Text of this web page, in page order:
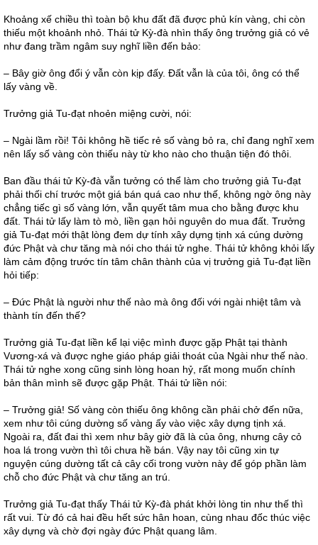
Khoảng xế chiều thì toàn bộ khu đất đã được phủ kín vàng, chi còn
thiếu một khoảnh nhỏ. Thái tử Kỳ-đà nhìn thấy ông trưởng giả có vẻ
như đang trầm ngâm suy nghĩ liền đến bảo:
– Bây giờ ông đổi ý vẫn còn kịp đấy. Đất vẫn là của tôi, ông có thể
lấy vàng về.
Trưởng giả Tu-đạt nhoẻn miệng cười, nói:
– Ngài lầm rồi! Tôi không hề tiếc rẻ số vàng bỏ ra, chỉ đang nghĩ xem
nên lấy số vàng còn thiếu này từ kho nào cho thuận tiện đó thôi.
Ban đầu thái tử Kỳ-đà vẫn tưởng có thể làm cho trưởng giả Tu-đạt
phải thối chí trước một giá bán quá cao như thế, không ngờ ông này
chẳng tiếc gì số vàng lớn, vẫn quyết tâm mua cho bằng được khu
đất. Thái tử lấy làm tò mò, liền gạn hỏi nguyên do mua đất. Trưởng
giả Tu-đạt mới thật lòng đem dự tính xây dựng tịnh xá cúng dường
đức Phật và chư tăng mà nói cho thái tử nghe. Thái tử không khỏi lấy
làm cảm động trước tín tâm chân thành của vị trưởng giả Tu-đạt liền
hỏi tiếp:
– Đức Phật là người như thế nào mà ông đối với ngài nhiệt tâm và
thành tín đến thế?
Trưởng giả Tu-đạt liền kể lại việc mình được gặp Phật tại thành
Vương-xá và được nghe giáo pháp giải thoát của Ngài như thế nào.
Thái tử nghe xong cũng sinh lòng hoan hỷ, rất mong muốn chính
bản thân mình sẽ được gặp Phật. Thái tử liền nói:
– Trưởng giả! Số vàng còn thiếu ông không cần phải chở đến nữa,
xem như tôi cúng dường số vàng ấy vào việc xây dựng tịnh xá.
Ngoài ra, đất đai thì xem như bây giờ đã là của ông, nhưng cây cỏ
hoa lá trong vườn thì tôi chưa hề bán. Vậy nay tôi cũng xin tự
nguyện cúng dường tất cả cây cối trong vườn này để góp phần làm
chỗ cho đức Phật và chư tăng an trú.
Trưởng giả Tu-đạt thấy Thái tử Kỳ-đà phát khởi lòng tin như thế thì
rất vui. Từ đó cả hai đều hết sức hân hoan, cùng nhau đốc thúc việc
xây dựng và chờ đợi ngày đức Phật quang lâm.